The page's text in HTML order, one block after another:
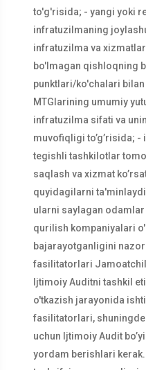
to'g'risida; - yangi yoki
infratuzilmaning
infratuzilma va
bo'lmagan qishloqning
punktlari/ko'chalari
MTGlarining umumiy
infratuzilma sifati va
muvofiqligi to’g’risida;
tegishli tashkilotlar
saqlash va xizmat
quyidagilarni
ularni saylagan
qurilish kompaniyalari
bajarayotganligini
fasilitatorlari
Ijtimoiy Auditni tashkil
o'tkazish jarayonida
fasilitatorlari,
uchun Ijtimoiy Audit
yordam berishlari